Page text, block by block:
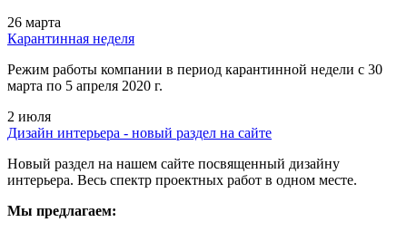
26 марта
Карантинная неделя
Режим работы компании в период карантинной недели c 30
марта по 5 апреля 2020 г.
2 июля
Дизайн интерьера - новый раздел на сайте
Новый раздел на нашем сайте посвященный дизайну
интерьера. Весь спектр проектных работ в одном месте.
Мы предлагаем: